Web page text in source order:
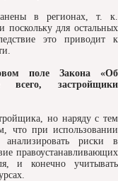
в регионах, т. к.
для остальных
это приводит к
поле Закона «Об
всего, застройщики
но наряду с тем
что при использовании
риски в
правоустанавливающих
и конечно учитывать